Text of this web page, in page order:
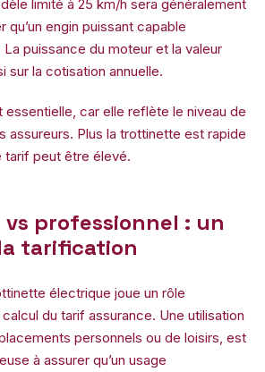
limité à 25 km/h sera généralement
qu’un engin puissant capable
La puissance du moteur et la valeur
sur la cotisation annuelle.
car elle reflète le niveau de
assureurs. Plus la trottinette est rapide
tarif peut être élevé.
vs professionnel : un
tarification
électrique joue un rôle
du tarif assurance. Une utilisation
personnels ou de loisirs, est
à assurer qu’un usage